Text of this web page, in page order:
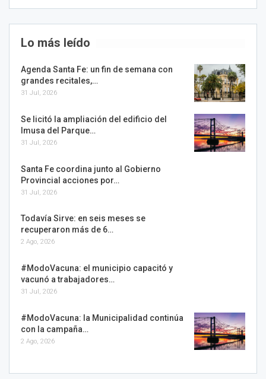
Lo más leído
Agenda Santa Fe: un fin de semana con
grandes recitales,…
31 Jul, 2026
Se licitó la ampliación del edificio del
Imusa del Parque…
31 Jul, 2026
Santa Fe coordina junto al Gobierno
Provincial acciones por…
31 Jul, 2026
Todavía Sirve: en seis meses se
recuperaron más de 6…
2 Ago, 2026
#ModoVacuna: el municipio capacitó y
vacunó a trabajadores…
31 Jul, 2026
#ModoVacuna: la Municipalidad continúa
con la campaña…
2 Ago, 2026